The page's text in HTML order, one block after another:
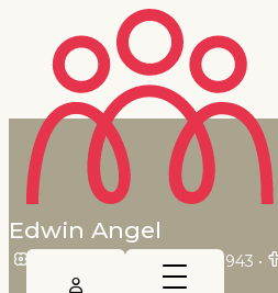
Edwin Angel
Bonaire op 2 december 1943 •